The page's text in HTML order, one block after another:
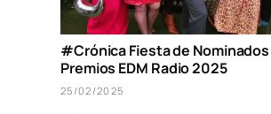
#Crónica Fiesta de Nominados
Premios EDM Radio 2025
25/02/2025